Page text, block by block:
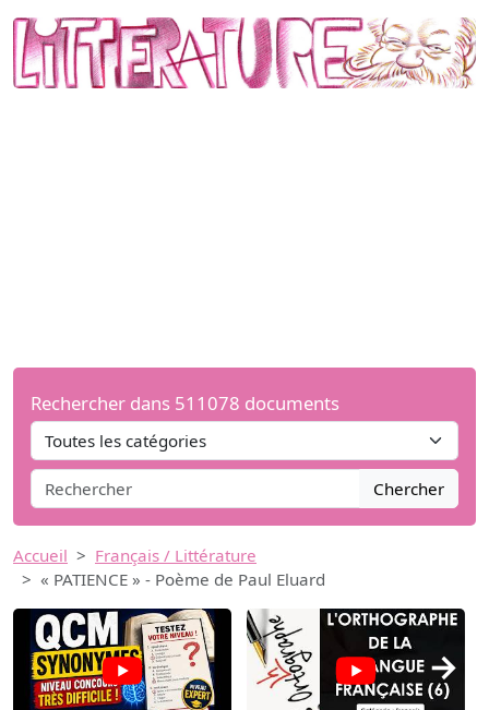
Rechercher dans 511078 documents
Chercher
Accueil
Français / Littérature
« PATIENCE » - Poème de Paul Eluard
→